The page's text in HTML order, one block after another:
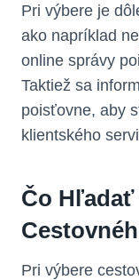
Pri výbere je
ako napríklad
online správy
Taktiež sa
poisťovne, aby
klientského
Čo Hľadať
Pri výbere